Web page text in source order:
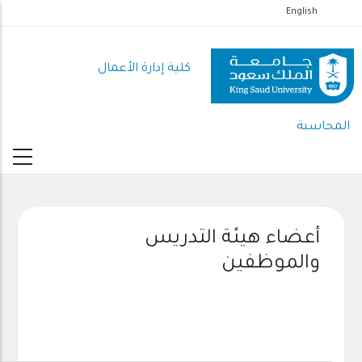
إلى
المحتوى
الرئيسي
English
كلية إدارة الأعمال
المحاسبة
أعضاء هيئة التدريس
والموظفين